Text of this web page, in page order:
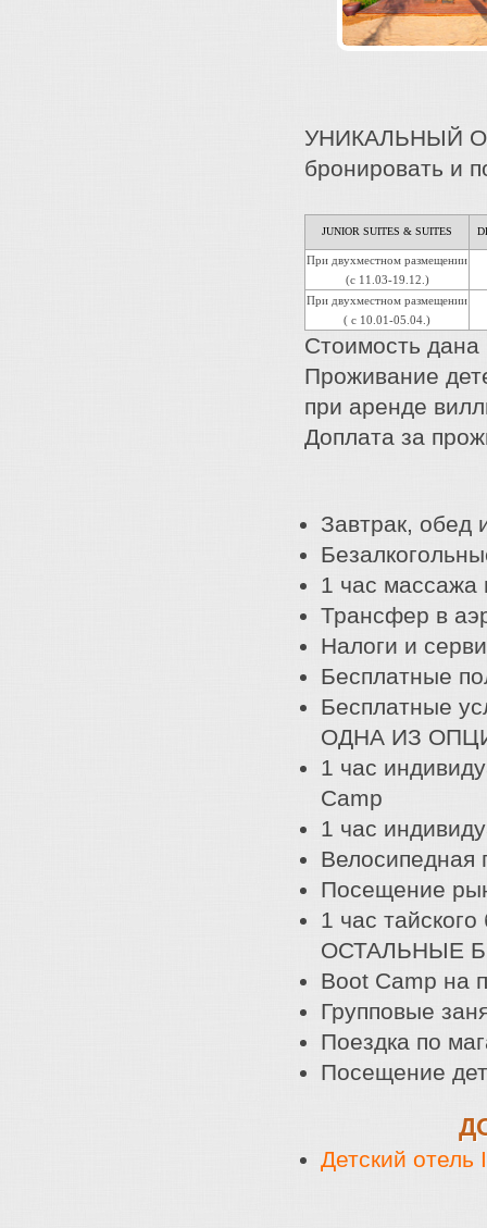
УНИКАЛЬНЫЙ
бронировать и
JUNIOR SUITES & SUITES
При двухместном размещении
(с 11.03-19.12.)
При двухместном размещении
( с 10.01-05.04.)
Стоимость
Проживание
при аренде
Доплата за
Завтрак, обед
1 час массажа
Трансфер в
Налоги и
Бесплатные
Бесплатные
ОДНА ИЗ
1 час
Camp
1 час
Велосипедная
Посещение
1 час тайского
ОСТАЛЬНЫЕ
Boot Camp на
Групповые
Поездка по
Посещение
Детский отель